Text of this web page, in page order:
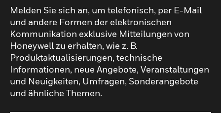
Melden Sie sich an, um telefonisch, per E-Mail
und andere Formen der elektronischen
Kommunikation exklusive Mitteilungen von
Honeywell zu erhalten, wie z. B.
Produktaktualisierungen, technische
Informationen, neue Angebote, Veranstaltungen
und Neuigkeiten, Umfragen, Sonderangebote
und ähnliche Themen.